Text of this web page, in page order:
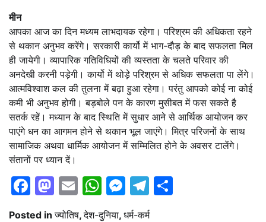
मीन
आपका आज का दिन मध्यम लाभदायक रहेगा। परिश्रम की अधिकता रहने
से थकान अनुभव करेंगे। सरकारी कार्यो में भाग-दौड़ के बाद सफलता मिल
ही जायेगी। व्यापारिक गतिविधियों की व्यस्तता के चलते परिवार की
अनदेखी करनी पड़ेगी। कार्यो में थोड़े परिश्रम से अधिक सफलता पा लेंगे।
आत्मविश्वाश कल की तुलना में बढ़ा हुआ रहेगा। परंतु आपको कोई ना कोई
कमी भी अनुभव होगी। बड़बोले पन के कारण मुसीबत में फस सकते है
सतर्क रहें। मध्यान के बाद स्थिति में सुधार आने से आर्थिक आयोजन कर
पाएंगे धन का आगमन होने से थकान भूल जाएंगे। मित्र परिजनों के साथ
सामाजिक अथवा धार्मिक आयोजन में सम्मिलित होने के अवसर टालेंगे।
संतानों पर ध्यान दें।
Facebook
Mastodon
EmailWhatsApp
Messenger
Telegram
Posted inज्योतिष,देश-दुनिया, धर्म-कर्म